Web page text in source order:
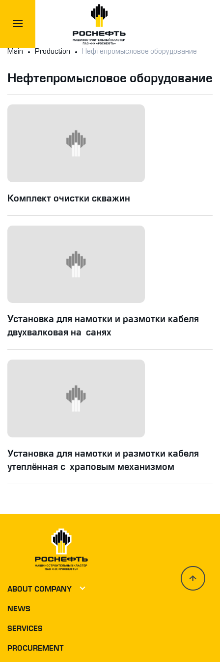
Main Production Нефтепромысловое оборудование
Нефтепромысловое оборудование
Комплект очистки скважин
Установка для намотки и размотки кабеля
двухвалковая на санях
Установка для намотки и размотки кабеля
утеплённая с храповым механизмом
ABOUT COMPANY
Photo and video
Geography activity
History
NEWS
SERVICES
PROCUREMENT